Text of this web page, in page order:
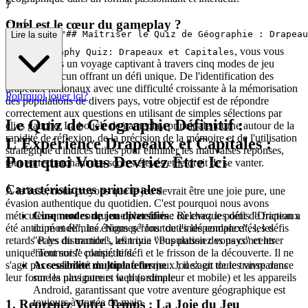
Quel est le cœur du gameplay ?
Geography Quiz: Drapeaux et Capitales, vous vous
lancerez dans un voyage captivant à travers cinq modes de jeu
distincts, chacun offrant un défi unique. De l'identification des
drapeaux nationaux avec une difficulté croissante à la mémorisation
des populations de divers pays, votre objectif est de répondre
correctement aux questions en utilisant de simples sélections par
clics gauche. La boucle de gameplay principale tourne autour de la
rapidité de réflexion, de la précision de la mémoire et de l'utilisation
stratégique d'indices utiles pour éliminer les mauvaises réponses,
tout en recherchant des scores élevés et le droit de se vanter.
Caractéristiques principales
Cinq modes de jeu diversifiés: Relevez les défis "Drapeaux
du monde", les énigmes "Jour de l'indépendance", les défis
"Pays du monde", les trivia "Population des pays" et les
"Tournois" compétitifs.
Accessibilité multiplateforme: Jouez en toute transparence
sur les navigateurs web (ordinateur et mobile) et les appareils
Android, garantissant que votre aventure géographique est
toujours à portée de main.
r">{
"text": "## Maîtriser le Quiz de Géographie :
Lire la suite
Pourquoi jouer ici?
Le Quiz de Géographie Définitif :
L'Expérience Drapeaux et Capitales :
Pourquoi Vous Devriez Être Ici
À la base, nous croyons que le jeu devrait être une joie pure, une
évasion authentique du quotidien. C'est pourquoi nous avons
méticuleusement conçu une plateforme où chaque point de friction a
été anticipé et éliminé. Nous gérons toutes les complexités, les
retards et les distractions, afin que vous puissiez vous concentrer
uniquement sur le plaisir, le défi et le frisson de la découverte. Il ne
s'agit pas seulement de jouer à des jeux ; il s'agit de les vivre dans
leur forme la plus pure et la plus simple.
1. Reprenez Votre Temps : La Joie du Jeu